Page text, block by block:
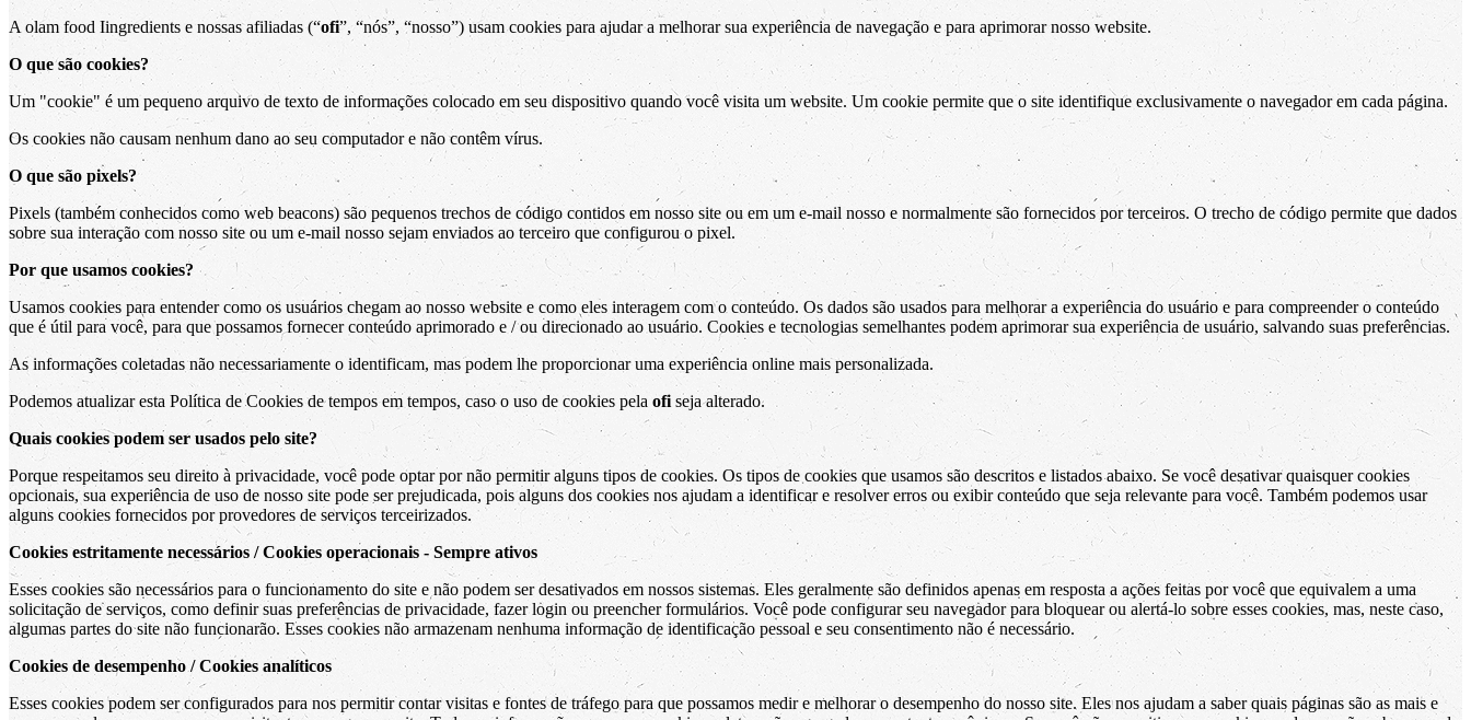
A olam food Iingredients e nossas afiliadas (“ofi”, “nós”, “nosso”) usam cookies para ajudar a melhorar sua experiência de navegação e para aprimorar nosso website.
O que são cookies?
Um "cookie" é um pequeno arquivo de texto de informações colocado em seu dispositivo quando você visita um website. Um cookie permite que o site identifique exclusivamente o navegador em cada página.
Os cookies não causam nenhum dano ao seu computador e não contêm vírus.
O que são pixels?
Pixels (também conhecidos como web beacons) são pequenos trechos de código contidos em nosso site ou em um e-mail nosso e normalmente são fornecidos por terceiros. O trecho de código permite que dados
sobre sua interação com nosso site ou um e-mail nosso sejam enviados ao terceiro que configurou o pixel.
Por que usamos cookies?
Usamos cookies para entender como os usuários chegam ao nosso website e como eles interagem com o conteúdo. Os dados são usados ​​para melhorar a experiência do usuário e para compreender o conteúdo
que é útil para você, para que possamos fornecer conteúdo aprimorado e / ou direcionado ao usuário. Cookies e tecnologias semelhantes podem aprimorar sua experiência de usuário, salvando suas preferências.
As informações coletadas não necessariamente o identificam, mas podem lhe proporcionar uma experiência online mais personalizada.
Podemos atualizar esta Política de Cookies de tempos em tempos, caso o uso de cookies pela ofi seja alterado.
Quais cookies podem ser usados ​​pelo site?
Porque respeitamos seu direito à privacidade, você pode optar por não permitir alguns tipos de cookies. Os tipos de cookies que usamos são descritos e listados abaixo. Se você desativar quaisquer cookies
opcionais, sua experiência de uso de nosso site pode ser prejudicada, pois alguns dos cookies nos ajudam a identificar e resolver erros ou exibir conteúdo que seja relevante para você. Também podemos usar
alguns cookies fornecidos por provedores de serviços terceirizados.
Cookies estritamente necessários / Cookies operacionais - Sempre ativos
Esses cookies são necessários para o funcionamento do site e não podem ser desativados em nossos sistemas. Eles geralmente são definidos apenas em resposta a ações feitas por você que equivalem a uma
solicitação de serviços, como definir suas preferências de privacidade, fazer login ou preencher formulários. Você pode configurar seu navegador para bloquear ou alertá-lo sobre esses cookies, mas, neste caso,
algumas partes do site não funcionarão. Esses cookies não armazenam nenhuma informação de identificação pessoal e seu consentimento não é necessário.
Cookies de desempenho / Cookies analíticos
Esses cookies podem ser configurados para nos permitir contar visitas e fontes de tráfego para que possamos medir e melhorar o desempenho do nosso site. Eles nos ajudam a saber quais páginas são as mais e